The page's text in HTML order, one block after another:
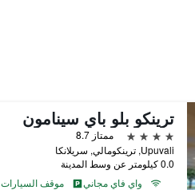
ترينكو بلو باي سينامون
4 نجوم
ممتاز 8.7
Upuvali, ترينكومالي, سريلانكا
0.0 كيلومتر عن وسط المدينة
واي فاي مجاني
موقف السيارات